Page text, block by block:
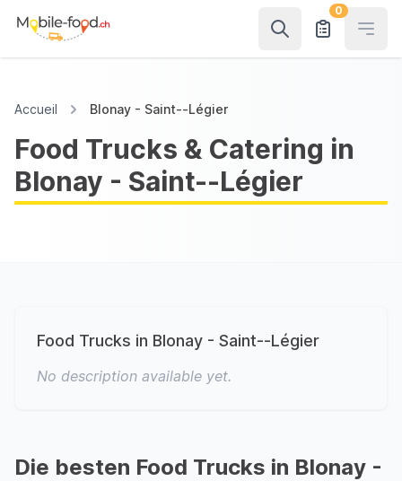
0
Accueil Blonay - Saint--Légier
Food Trucks & Catering in
Blonay - Saint--Légier
Food Trucks in Blonay - Saint--Légier
No description available yet.
Die besten Food Trucks in Blonay -